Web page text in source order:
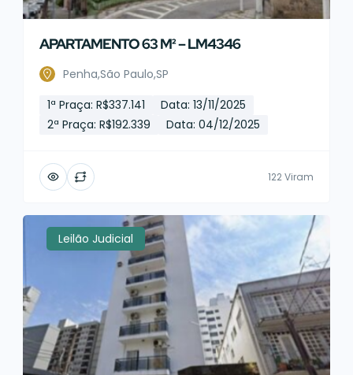
APARTAMENTO 63 M² – LM4346
Penha,São Paulo,SP
1ª Praça: R$337.141
Data: 13/11/2025
2ª Praça: R$192.339
Data: 04/12/2025
122 Viram
Leilão Judicial